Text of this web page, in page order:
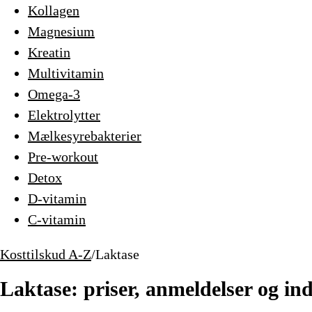
Kollagen
Magnesium
Kreatin
Multivitamin
Omega-3
Elektrolytter
Mælkesyrebakterier
Pre-workout
Detox
D-vitamin
C-vitamin
Kosttilskud A-Z/Laktase
Laktase: priser, anmeldelser og